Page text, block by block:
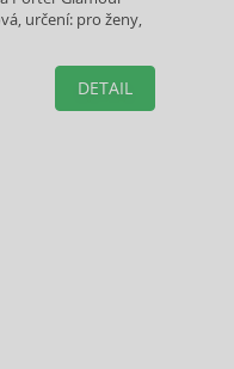
určení: pro ženy,
DETAIL